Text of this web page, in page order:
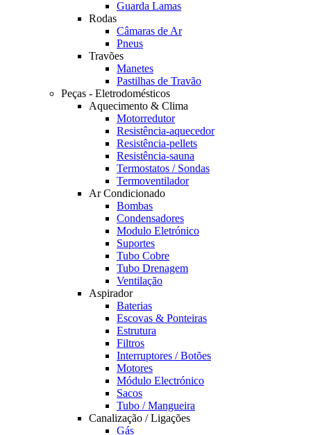
Guarda Lamas
Rodas
Câmaras de Ar
Pneus
Travões
Manetes
Pastilhas de Travão
Peças - Eletrodomésticos
Aquecimento & Clima
Motorredutor
Resistência-aquecedor
Resistência-pellets
Resistência-sauna
Termostatos / Sondas
Termoventilador
Ar Condicionado
Bombas
Condensadores
Modulo Eletrónico
Suportes
Tubo Cobre
Tubo Drenagem
Ventilação
Aspirador
Baterias
Escovas & Ponteiras
Estrutura
Filtros
Interruptores / Botões
Motores
Módulo Electrónico
Sacos
Tubo / Mangueira
Canalização / Ligações
Gás